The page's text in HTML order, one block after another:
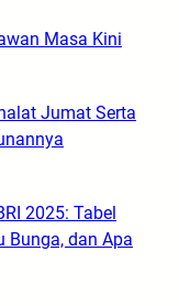
Masa Kini
Jumat Serta
2025: Tabel
Bunga, dan Apa